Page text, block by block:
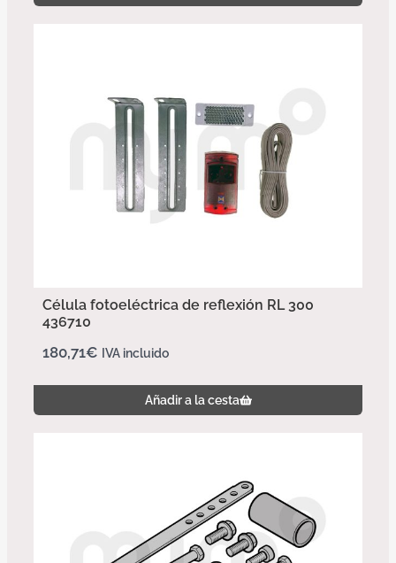
Célula fotoeléctrica de reflexión RL 300
436710
180,71€ IVA incluido
Añadir a la cesta